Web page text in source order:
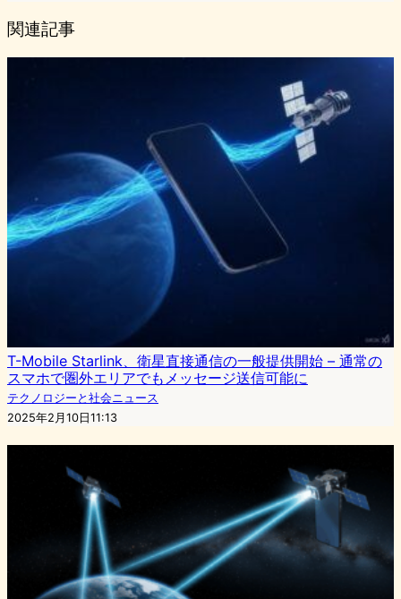
関連記事
T-Mobile Starlink、衛星直接通信の一般提供開始 – 通常の
スマホで圏外エリアでもメッセージ送信可能に
テクノロジーと社会ニュース
2025年2月10日11:13